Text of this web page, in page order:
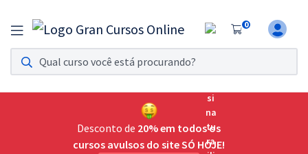
0
Assinatura Ilimitada 11
Acesso a todos os cursos. Teste grátis por 7 dias!
Assinatura OAB Até Passar
Acesso ilimitado a toda preparação para o Exame da
Desconto de 20% em todos os
cursos avulsos do site SÓ HOJE!